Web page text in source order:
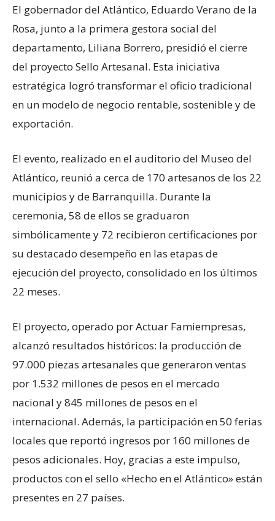
El gobernador del Atlántico, Eduardo Verano de la
Rosa, junto a la primera gestora social del
departamento, Liliana Borrero, presidió el cierre
del proyecto Sello Artesanal. Esta iniciativa
estratégica logró transformar el oficio tradicional
en un modelo de negocio rentable, sostenible y de
exportación.
El evento, realizado en el auditorio del Museo del
Atlántico, reunió a cerca de 170 artesanos de los 22
municipios y de Barranquilla. Durante la
ceremonia, 58 de ellos se graduaron
simbólicamente y 72 recibieron certificaciones por
su destacado desempeño en las etapas de
ejecución del proyecto, consolidado en los últimos
22 meses.
El proyecto, operado por Actuar Famiempresas,
alcanzó resultados históricos: la producción de
97.000 piezas artesanales que generaron ventas
por 1.532 millones de pesos en el mercado
nacional y 845 millones de pesos en el
internacional. Además, la participación en 50 ferias
locales que reportó ingresos por 160 millones de
pesos adicionales. Hoy, gracias a este impulso,
productos con el sello «Hecho en el Atlántico» están
presentes en 27 países.